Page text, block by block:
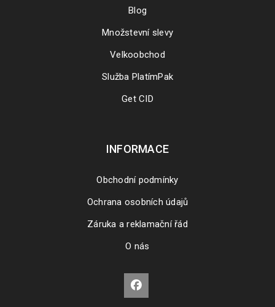
Blog
Množstevní slevy
Velkoobchod
Služba PlatímPak
Get CID
INFORMACE
Obchodní podmínky
Ochrana osobních údajů
Záruka a reklamační řád
O nás